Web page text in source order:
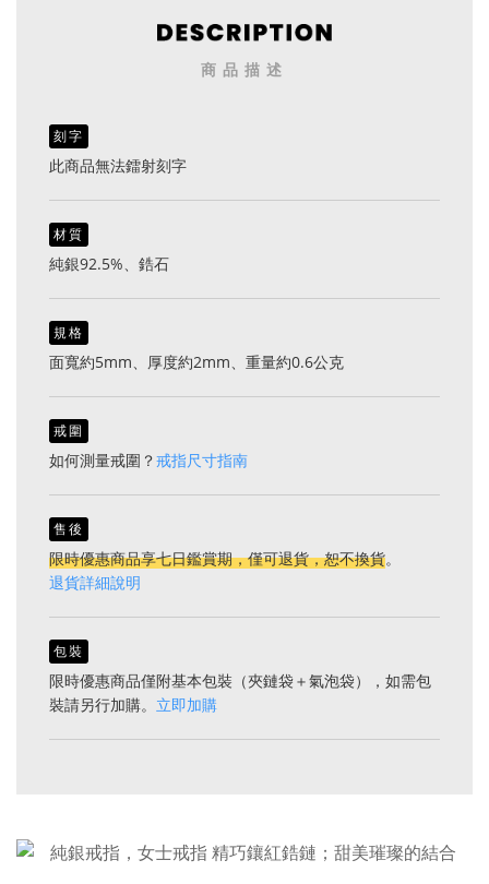
商品描述
刻字
此商品無法鐳射刻字
材質
純銀92.5%、鋯石
規格
面寬約5mm、厚度約2mm、重量約0.6公克
戒圍
如何測量戒圍？戒指尺寸指南
售後
限時優惠商品享七日鑑賞期，僅可退貨，恕不換貨。
退貨詳細說明
包裝
限時優惠商品僅附基本包裝（夾鏈袋＋氣泡袋），如需包
裝請另行加購。 立即加購